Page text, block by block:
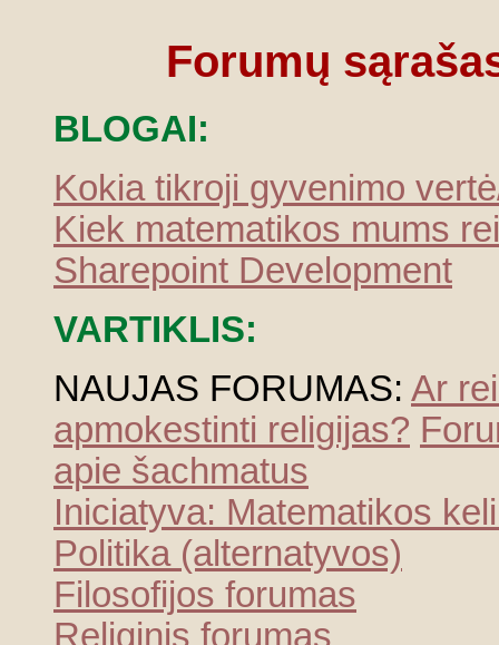
Forumų
BLOGAI:
Kokia tikroji gyvenimo
Kiek matematikos mums
Sharepoint Development
VARTIKLIS:
NAUJAS FORUMAS: Ar
apmokestinti religijas?
apie šachmatus
Iniciatyva: Matematikos
Politika (alternatyvos)
Filosofijos forumas
Religinis forumas